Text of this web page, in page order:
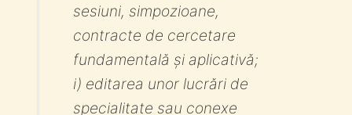
sesiuni, simpozioane,
contracte de cercetare
fundamentală și aplicativă;
i) editarea unor lucrări de
specialitate sau conexe